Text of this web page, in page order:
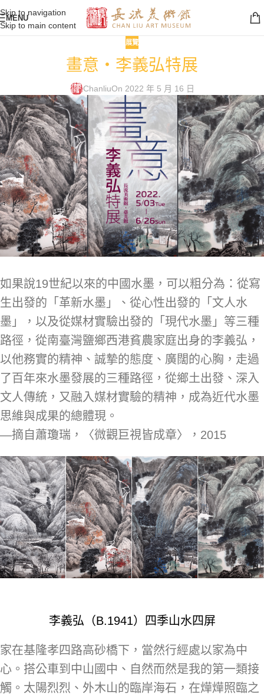
Skip to navigation
Skip to main content
MENU
展覽
畫意・李義弘特展
ChanliuOn 2022 年 5 月 16 日
如果說19世紀以來的中國水墨，可以粗分為：從寫
生出發的「革新水墨」、從心性出發的「文人水
墨」，以及從媒材實驗出發的「現代水墨」等三種
路徑，從南臺灣鹽鄉西港貧農家庭出身的李義弘，
以他務實的精神、誠摯的態度、廣闊的心胸，走過
了百年來水墨發展的三種路徑，從鄉土出發、深入
文人傳統，又融入媒材實驗的精神，成為近代水墨
思維與成果的總體現。
—摘自蕭瓊瑞，〈微觀巨視皆成章〉，2015
李義弘（B.1941）四季山水四屏
家在基隆孝四路高砂橋下，當然行經處以家為中
心。搭公車到中山國中、自然而然是我的第一類接
觸。太陽烈烈、外木山的臨岸海石，在燁燁照臨之